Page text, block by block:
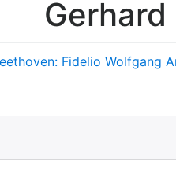
Fidelio Wolfgang